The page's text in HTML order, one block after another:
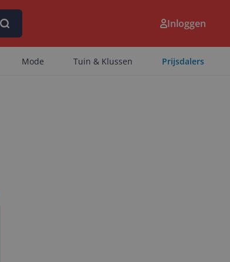
Inloggen
Mode Tuin & Klussen Prijsdalers